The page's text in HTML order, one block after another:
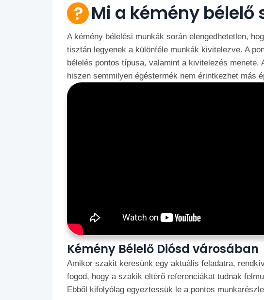
Mi a kémény bélelő
A kémény bélelési munkák során elengedhetetlen,
tisztán legyenek a különféle munkák kivitelezve. A
bélelés pontos típusa, valamint a kivitelezés menete.
hiszen semmilyen égéstermék nem érintkezhet más
Kémény Bélelő Diósd városában
Amikor szakit keresünk egy aktuális feladatra,
fogod, hogy a szakik eltérő referenciákat tudnak
Ebből kifolyólag egyeztessük le a pontos